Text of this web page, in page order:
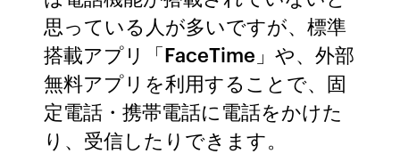
思っている人が多いですが、標準
搭載アプリ「FaceTime」や、外部
無料アプリを利用することで、固
定電話・携帯電話に電話をかけた
り、受信したりできます。